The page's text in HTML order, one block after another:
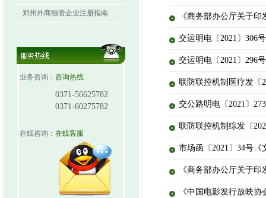
郑州外商独资企业注册指南
业务咨询： 咨询热线
0371-56625782
0371-60275782
在线咨询： 在线客服
《商务部办公厅关于
交运明电〔2021〕306
交运明电〔2021〕296
联防联控机制医疗发〔
交公路明电〔2021〕
联防联控机制综发〔
市场函〔2021〕34号
《商务部办公厅关于
《中国电影发行放映